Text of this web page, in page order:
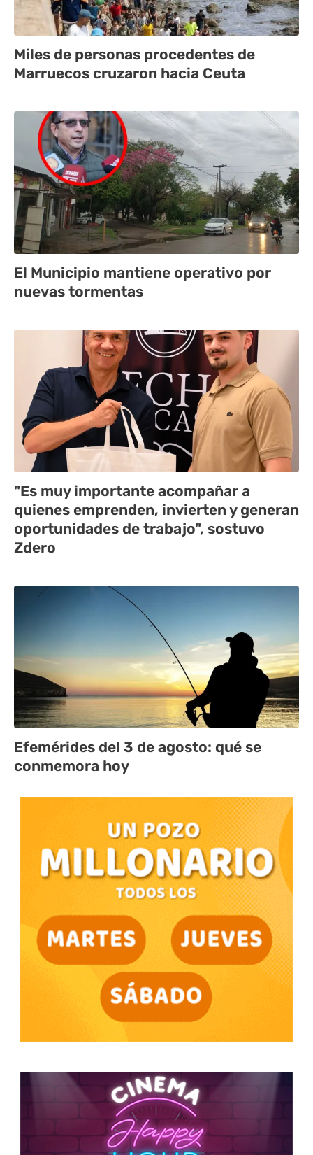
Miles de personas procedentes de
Marruecos cruzaron hacia Ceuta
El Municipio mantiene operativo por
nuevas tormentas
"Es muy importante acompañar a
quienes emprenden, invierten y generan
oportunidades de trabajo", sostuvo
Zdero
Efemérides del 3 de agosto: qué se
conmemora hoy